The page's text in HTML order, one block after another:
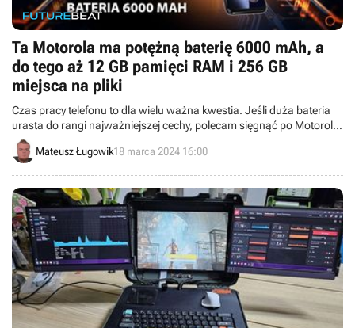
Ta Motorola ma potężną baterię 6000 mAh, a
do tego aż 12 GB pamięci RAM i 256 GB
miejsca na pliki
Czas pracy telefonu to dla wielu ważna kwestia. Jeśli duża bateria
urasta do rangi najważniejszej cechy, polecam sięgnąć po Motorolę
Moto G54 Power Edition. Kusi ona też atrakcyjną ceną oraz
pamięcią 12/256 GB.
Mateusz Ługowik18 marca 2024 16:00